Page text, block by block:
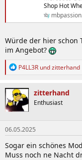
Shop Hot
Würde der hier schon
im Angebot?
R
k
t
i
o
n
e
n
:
P4LL3R undzitterhand
zitterhand
Enthusiast
06.05.2025
Sogar ein schönes
Muss noch ne Nacht